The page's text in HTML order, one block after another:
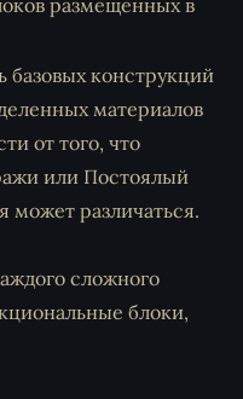
размещенных в
базовых конструкций
материалов
от того, что
или Постоялый
может различаться.
сложного
блоки,